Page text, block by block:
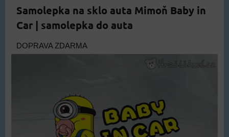
Samolepka na sklo auta Mimoň Baby in
Car | samolepka do auta
DOPRAVA ZDARMA